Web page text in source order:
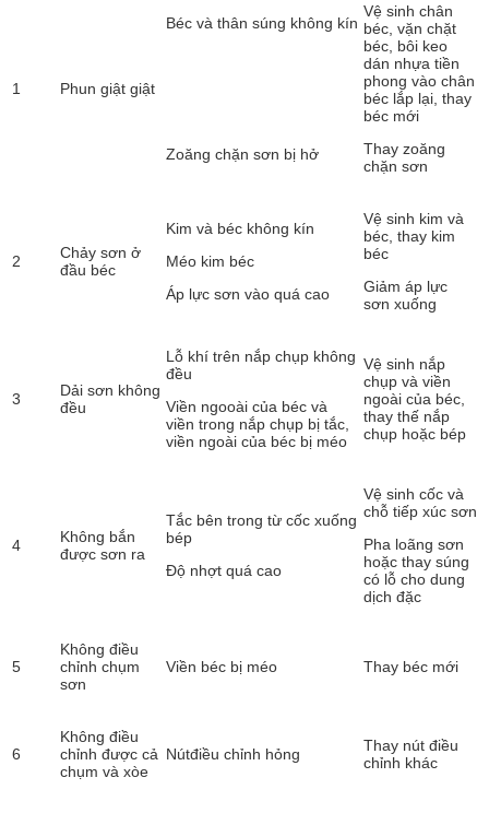
1 Phun giật giật
Béc và thân súng không kín
Zoăng chặn sơn bị hở
Vệ sinh chân
béc, vặn chặt
béc, bôi keo
dán nhựa tiền
phong vào chân
béc lắp lại, thay
béc mới
Thay zoăng
chặn sơn
2
Chảy sơn ở
đầu béc
Kim và béc không kín
Méo kim béc
Áp lực sơn vào quá cao
Vệ sinh kim và
béc, thay kim
béc
Giảm áp lực
sơn xuống
3
Dải sơn không
đều
Lỗ khí trên nắp chụp không
đều
Viền ngooài của béc và
viền trong nắp chụp bị tắc,
viền ngoài của béc bị méo
Vệ sinh nắp
chụp và viền
ngoài của béc,
thay thế nắp
chụp hoặc bép
4
Không bắn
được sơn ra
Tắc bên trong từ cốc xuống
bép
Độ nhợt quá cao
Vệ sinh cốc và
chỗ tiếp xúc sơn
Pha loãng sơn
hoặc thay súng
có lỗ cho dung
dịch đặc
5
Không điều
chỉnh chụm
sơn
Viền béc bị méo Thay béc mới
6
Không điều
chỉnh được cả
chụm và xòe
Nútđiều chỉnh hỏng
Thay nút điều
chỉnh khác